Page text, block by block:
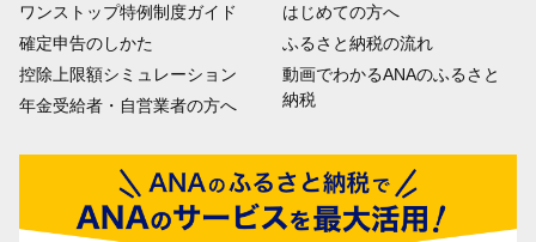
ワンストップ特例制度ガイド
確定申告のしかた
控除上限額シミュレーション
年金受給者・自営業者の方へ
はじめての方へ
ふるさと納税の流れ
動画でわかるANAのふるさと
納税